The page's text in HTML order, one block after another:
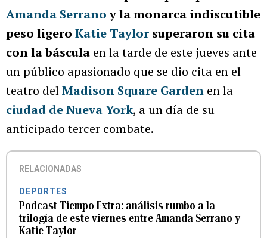
Amanda Serranoy la monarca indiscutible
peso ligero Katie Taylor superaron su cita
con la báscula en la tarde de este jueves ante
un público apasionado que se dio cita en el
teatro delMadison Square Garden en la
ciudad de Nueva York, a un día de su
anticipado tercer combate.
RELACIONADAS
DEPORTES
Podcast Tiempo Extra: análisis rumbo a la
trilogía de este viernes entre Amanda Serrano y
Katie Taylor